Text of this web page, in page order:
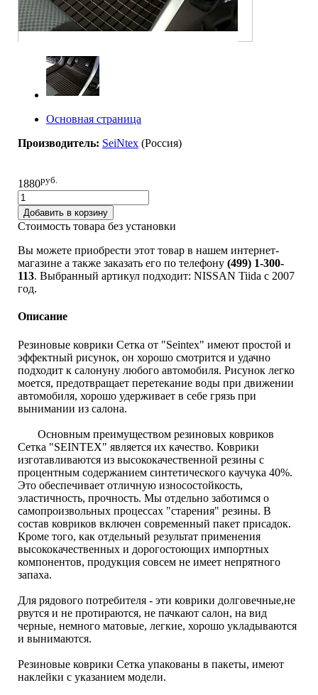
Основная страница
Производитель: SeiNtex (Pоссия)
1880руб.
Добавить в корзину
Стоимость товара без установки
Вы можете приобрести этот товар в нашем интернет-
магазине а также заказать его по телефону (499) 1-300-
113. Выбранный артикул подходит: NISSAN Tiida c 2007
год.
Описание
Резиновые коврики Сетка от "Seintex" имеют простой и
эффектный рисунок, он хорошо смотрится и удачно
подходит к салонуну любого автомобиля. Рисунок легко
моется, предотвращает перетекание воды при движении
автомобиля, хорошо удерживает в себе грязь при
вынимании из салона.
Основным преимуществом резиновых ковриков
Сетка "SEINTEX" является их качество. Коврики
изготавливаются из высококачественной резины с
процентным содержанием синтетического каучука 40%.
Это обеспечивает отличную износостойкость,
эластичность, прочность. Мы отдельно заботимся о
самопроизвольных процессах "старения" резины. В
состав ковриков включен современный пакет присадок.
Кроме того, как отдельный результат применения
высококачественных и дорогостоющих импортных
компонентов, продукция совсем не имеет непрятного
запаха.
Для рядового потребителя - эти коврики долговечные,не
рвутся и не протираются, не пачкают салон, на вид
черные, немного матовые, легкие, хорошо укладываются
и вынимаются.
Резиновые коврики Сетка упакованы в пакеты, имеют
наклейки с указанием модели.